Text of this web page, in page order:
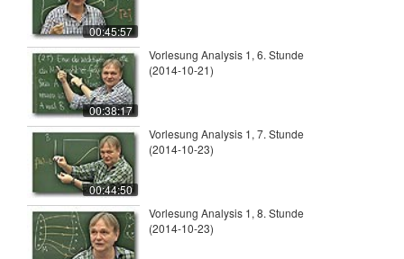
00:45:57
00:38:17
Vorlesung Analysis 1, 6. Stunde
(2014-10-21)
00:44:50
Vorlesung Analysis 1, 7. Stunde
(2014-10-23)
Vorlesung Analysis 1, 8. Stunde
(2014-10-23)